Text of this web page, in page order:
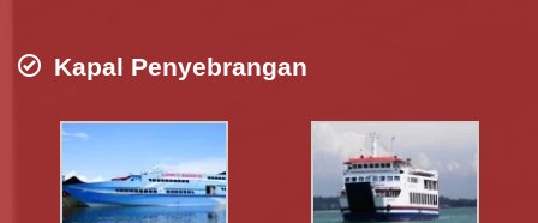
Kapal Penyebrangan